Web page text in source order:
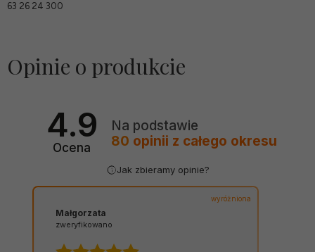
63 26 24 300
Opinie o produkcie
4.9
Ocena
Na podstawie
80 opinii z całego okresu
Jak zbieramy opinie?
wyróżniona
Małgorzata
zweryfikowano